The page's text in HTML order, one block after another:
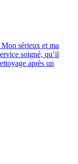
sérieux et ma
soigné, qu’il
après un